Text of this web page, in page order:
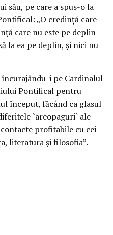
său, pe care a spus-o la
„O credinţă care
care nu este pe deplin
la ea pe deplin, şi nici nu
i pe Cardinalul
Pontifical pentru
început, făcând ca glasul
`areopaguri` ale
profitabile cu cei
literatura şi filosofia”.